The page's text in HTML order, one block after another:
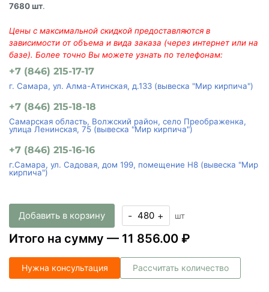
7680 шт.
Цены с максимальной скидкой предоставляются в
зависимости от объема и вида заказа (через интернет или на
базе). Более точно Вы можете узнать по телефонам:
+7 (846) 215-17-17
г. Самара, ул. Алма-Атинская, д.133 (вывеска "Мир кирпича")
+7 (846) 215-18-18
Самарская область, Волжский район, село Преображенка,
улица Ленинская, 75 (вывеска "Мир кирпича")
+7 (846) 215-16-16
г.Самара, ул. Садовая, дом 199, помещение Н8 (вывеска "Мир
кирпича")
Добавить в корзину - + шт
Итого на сумму — 11 856.00 ₽
Нужна консультация Рассчитать количество